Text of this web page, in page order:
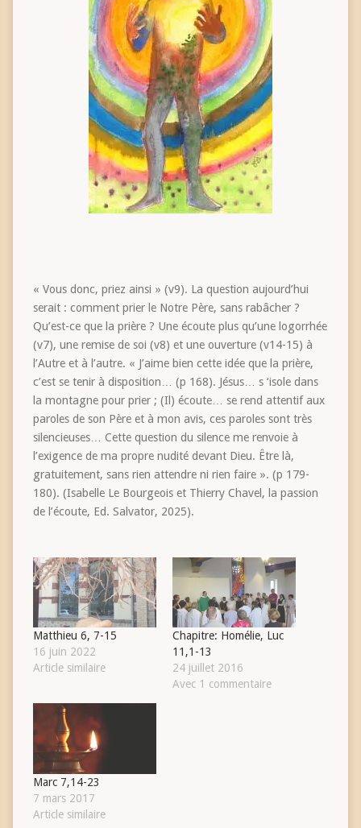
« Vous donc, priez ainsi » (v9). La question aujourd’hui
serait : comment prier le Notre Père, sans rabâcher ?
Qu’est-ce que la prière ? Une écoute plus qu’une logorrhée
(v7), une remise de soi (v8) et une ouverture (v14-15) à
l’Autre et à l’autre. « J’aime bien cette idée que la prière,
c’est se tenir à disposition… (p 168). Jésus… s ‘isole dans
la montagne pour prier ; (Il) écoute… se rend attentif aux
paroles de son Père et à mon avis, ces paroles sont très
silencieuses… Cette question du silence me renvoie à
l’exigence de ma propre nudité devant Dieu. Être là,
gratuitement, sans rien attendre ni rien faire ». (p 179-
180). (Isabelle Le Bourgeois et Thierry Chavel, la passion
de l’écoute, Ed. Salvator, 2025).
Matthieu 6, 7-15
16 juin 2022
Article similaire
Chapitre: Homélie, Luc
11,1-13
24 juillet 2016
Avec 1 commentaire
Marc 7,14-23
7 mars 2017
Article similaire